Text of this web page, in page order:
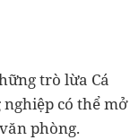
trò lừa Cá
có thể mở
phòng.